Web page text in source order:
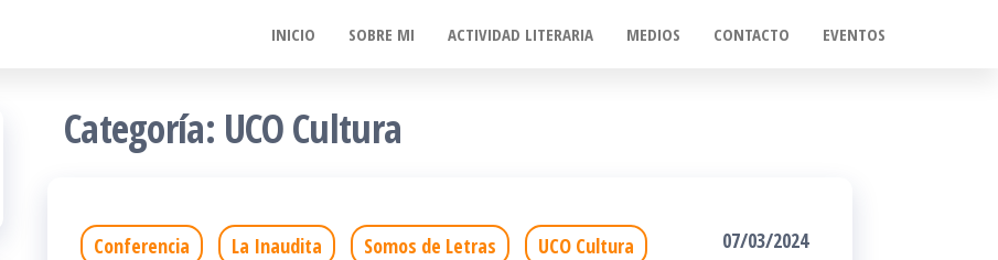
INICIO SOBRE MI ACTIVIDAD LITERARIA MEDIOS CONTACTO EVENTOS
Categoría: UCO Cultura
Conferencia La Inaudita Somos de Letras UCO Cultura 07/03/2024